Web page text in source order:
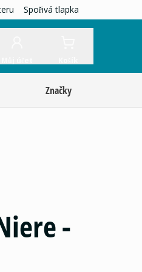
Spořivá tlapka
Značky
-